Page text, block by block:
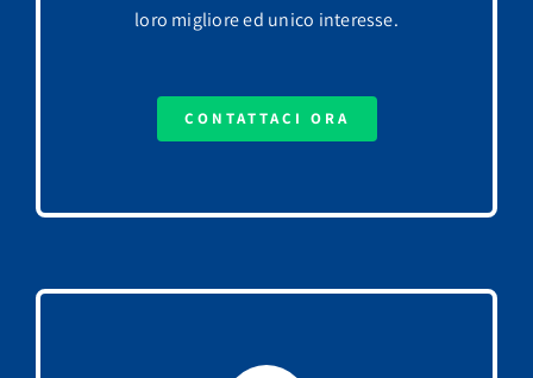
loro migliore ed unico interesse.
CONTATTACI ORA